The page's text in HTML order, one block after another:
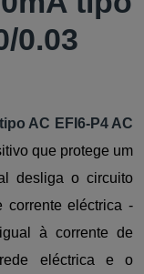
0.03
AC EFI6-P4 AC
que protege um
desliga o circuito
corrente eléctrica -
à corrente de
eléctrica e o